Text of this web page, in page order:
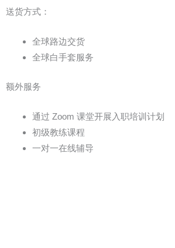
送货方式：
全球路边交货
全球白手套服务
额外服务
通过 Zoom 课堂开展入职培训计划
初级教练课程
一对一在线辅导